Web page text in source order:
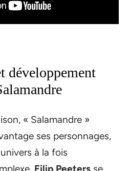
développement
« Salamandre »
ses personnages,
à la fois
Filip Peeters se